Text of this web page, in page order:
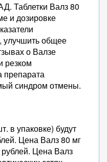
Таблетки Валз 80
и дозировке
улучшить общее
о Валзе
резком
препарата
синдром отмены.
в упаковке) будут
Цена Валз 80 мг
рублей. Цена Валз